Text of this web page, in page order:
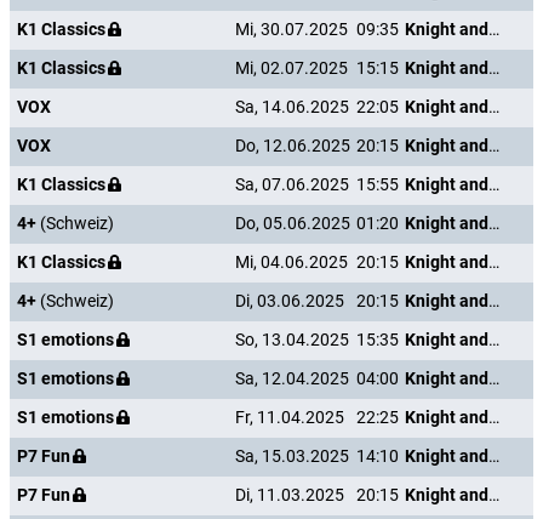
K1 Classics
Mi, 30.07.2025 09:35
Knight and Day
K1 Classics
Mi, 02.07.2025 15:15
Knight and Day
VOX
Sa, 14.06.2025 22:05
Knight and Day
VOX
Do, 12.06.2025 20:15
Knight and Day
K1 Classics
Sa, 07.06.2025 15:55
Knight and Day
4+ (Schweiz) Do, 05.06.2025 01:20
Knight and Day
K1 Classics
Mi, 04.06.2025 20:15
Knight and Day
4+ (Schweiz) Di, 03.06.2025 20:15
Knight and Day
S1 emotions
So, 13.04.2025 15:35
Knight and Day
S1 emotions
Sa, 12.04.2025 04:00
Knight and Day
S1 emotions
Fr, 11.04.2025 22:25
Knight and Day
P7 Fun
Sa, 15.03.2025 14:10
Knight and Day
P7 Fun
Di, 11.03.2025 20:15
Knight and Day